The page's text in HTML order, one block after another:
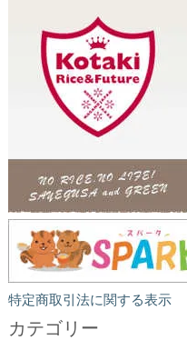
特定商取引法に関する表示
カテゴリー